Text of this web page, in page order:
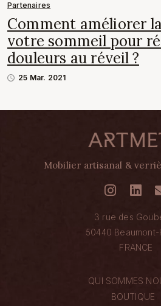
Partenaires
Comment améliorer
votre sommeil pour
douleurs au réveil ?
25 Mar. 2021
Mobilier artisanal &
3 rue des
50440
FRANCE
QUI SOMMES
BOUTIQUE